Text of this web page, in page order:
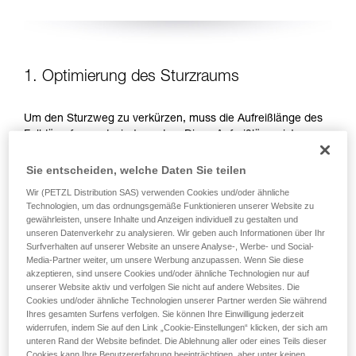
1. Optimierung des Sturzraums
Um den Sturzweg zu verkürzen, muss die Aufreißlänge des
Falldämpfers reduziert werden. Diese Aufreißlänge ist von
abhängig. Es gibt zwei Möglichkeiten, um die Sturzhöhe zu
Anschlagpunktes bevorzugen und die Länge des
Verbindungsmittels reduzieren.
ARBEITSPOSITIONEN UNTERHALB DES
ANSCHLAGPUNKTES BEVORZUGEN
Sie entscheiden, welche Daten Sie teilen
Wir (PETZL Distribution SAS) verwenden Cookies und/oder ähnliche
Technologien, um das ordnungsgemäße Funktionieren unserer Website zu
gewährleisten, unsere Inhalte und Anzeigen individuell zu gestalten und
unseren Datenverkehr zu analysieren. Wir geben auch Informationen über Ihr
Surfverhalten auf unserer Website an unsere Analyse-, Werbe- und Social-
Media-Partner weiter, um unsere Werbung anzupassen. Wenn Sie diese
akzeptieren, sind unsere Cookies und/oder ähnliche Technologien nur auf
unserer Website aktiv und verfolgen Sie nicht auf andere Websites. Die
Cookies und/oder ähnliche Technologien unserer Partner werden Sie während
Ihres gesamten Surfens verfolgen. Sie können Ihre Einwilligung jederzeit
widerrufen, indem Sie auf den Link „Cookie-Einstellungen“ klicken, der sich am
unteren Rand der Website befindet. Die Ablehnung aller oder eines Teils dieser